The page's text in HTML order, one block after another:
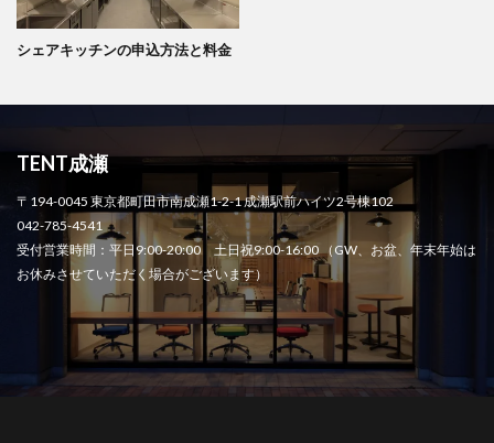
シェアキッチンの申込方法と料金
TENT成瀬
〒194-0045 東京都町田市南成瀬1-2-1 成瀬駅前ハイツ2号棟102
042-785-4541
受付営業時間：平日9:00-20:00 土日祝9:00-16:00 （GW、お盆、年末年始は
お休みさせていただく場合がございます）